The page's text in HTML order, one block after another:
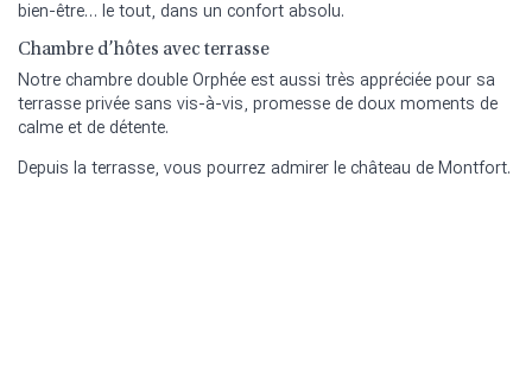
bien-être… le tout, dans un confort absolu.
Chambre d’hôtes avec terrasse
Notre chambre double Orphée est aussi très appréciée pour sa
terrasse privée sans vis-à-vis, promesse de doux moments de
calme et de détente.
Depuis la terrasse, vous pourrez admirer le château de Montfort.